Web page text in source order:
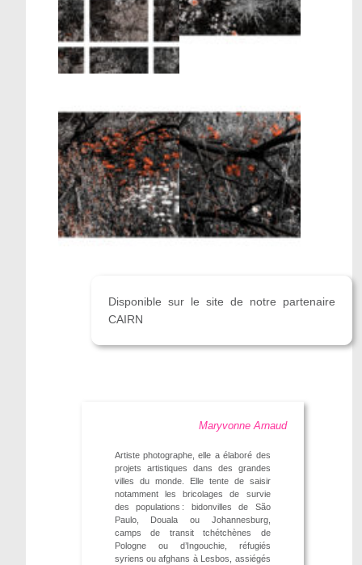
Disponible sur le site de notre partenaire
CAIRN
Maryvonne Arnaud
Artiste photographe, elle a élaboré des
projets artistiques dans des grandes
villes du monde. Elle tente de saisir
notamment les bricolages de survie
des populations : bidonvilles de São
Paulo, Douala ou Johannesburg,
camps de transit tchétchènes de
Pologne ou d’Ingouchie, réfugiés
syriens ou afghans à Lesbos, assiégés